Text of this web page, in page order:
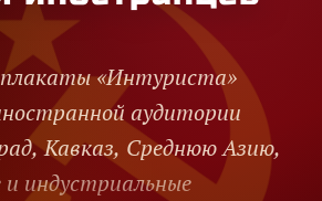
плакаты «Интуриста»
аудитории
Кавказ, Среднюю Азию,
и индустриальные